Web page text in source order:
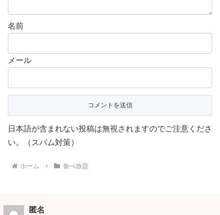
名前
メール
日本語が含まれない投稿は無視されますのでご注意くださ
い。（スパム対策）
ホーム 食べ放題
匿名